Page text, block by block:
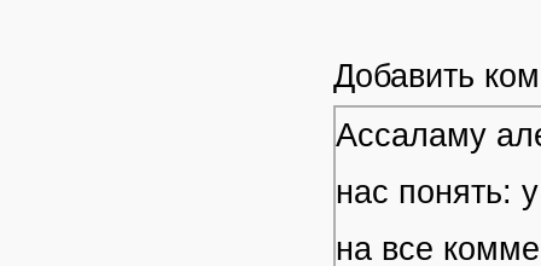
Добавить
Ассаламу
нас понять:
на все